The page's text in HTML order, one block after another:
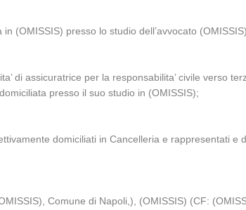
(OMISSIS) presso lo studio dell’avvocato
di assicuratrice per la responsabilita’ civile verso
presso il suo studio in (OMISSIS);
domiciliati in Cancelleria e rappresentati e
Comune di Napoli,), (OMISSIS) (CF: